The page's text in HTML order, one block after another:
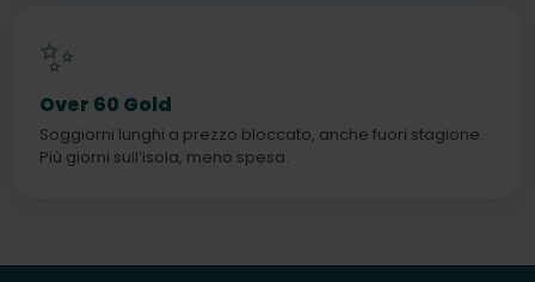
✨
Over 60 Gold
Soggiorni lunghi a prezzo bloccato, anche fuori stagione.
Più giorni sull’isola, meno spesa.